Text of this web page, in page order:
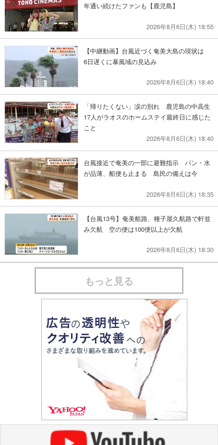
年通い続けたファンも【鹿児島】
2026年8月6日(木) 18:55
【中継動画】台風近づく奄美大島の現状は
6日遅くに暴風域の見込み
2026年8月6日(木) 18:40
「帰りたくない」涙の別れ 鹿児島の中高生
17人がラオスのホームステイ最終日に感じた
こと
2026年8月6日(木) 18:40
台風接近で奄美の一部に避難指示 パン・水
が品薄、船便も止まる 島民の備えは今
2026年8月6日(木) 18:35
【台風13号】奄美航路、種子屋久航路で軒並
み欠航 空の便は100便以上が欠航
2026年8月6日(木) 18:30
もっと見る